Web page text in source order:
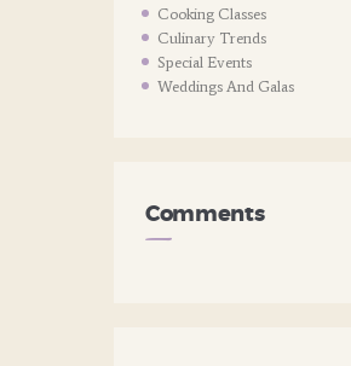
Cooking Classes
Culinary Trends
Special Events
Weddings And Galas
Comments